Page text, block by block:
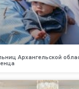
Архангельской